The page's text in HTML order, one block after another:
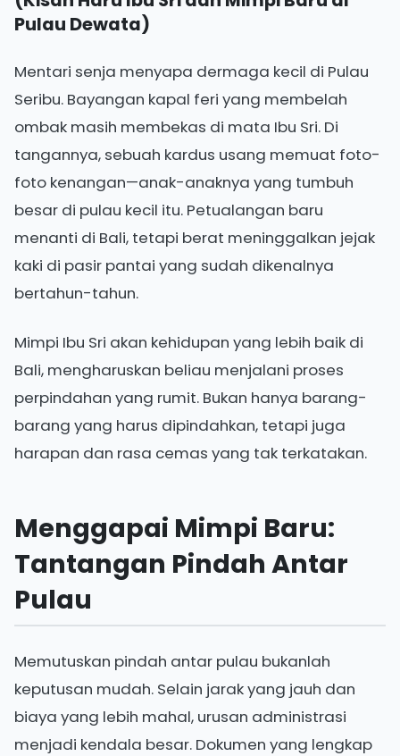
Pulau Dewata)
Mentari senja menyapa dermaga kecil di Pulau
Seribu. Bayangan kapal feri yang membelah
ombak masih membekas di mata Ibu Sri. Di
tangannya, sebuah kardus usang memuat foto-
foto kenangan—anak-anaknya yang tumbuh
besar di pulau kecil itu. Petualangan baru
menanti di Bali, tetapi berat meninggalkan jejak
kaki di pasir pantai yang sudah dikenalnya
bertahun-tahun.
Mimpi Ibu Sri akan kehidupan yang lebih baik di
Bali, mengharuskan beliau menjalani proses
perpindahan yang rumit. Bukan hanya barang-
barang yang harus dipindahkan, tetapi juga
harapan dan rasa cemas yang tak terkatakan.
Menggapai Mimpi Baru:
Tantangan Pindah Antar
Pulau
Memutuskan pindah antar pulau bukanlah
keputusan mudah. Selain jarak yang jauh dan
biaya yang lebih mahal, urusan administrasi
menjadi kendala besar. Dokumen yang lengkap